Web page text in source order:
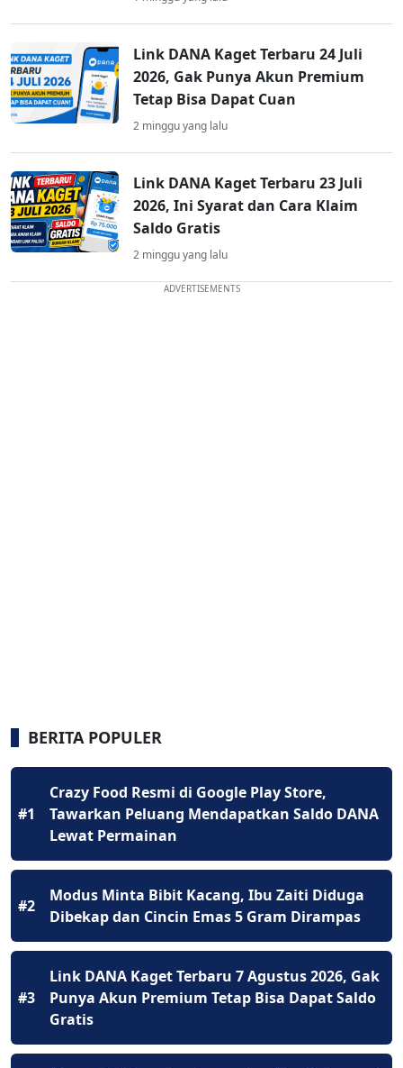
Link DANA Kaget Terbaru 24 Juli
2026, Gak Punya Akun Premium
Tetap Bisa Dapat Cuan
2 minggu yang lalu
Link DANA Kaget Terbaru 23 Juli
2026, Ini Syarat dan Cara Klaim
Saldo Gratis
2 minggu yang lalu
ADVERTISEMENTS
BERITA POPULER
#1
Crazy Food Resmi di Google Play Store,
Tawarkan Peluang Mendapatkan Saldo DANA
Lewat Permainan
#2
Modus Minta Bibit Kacang, Ibu Zaiti Diduga
Dibekap dan Cincin Emas 5 Gram Dirampas
#3
Link DANA Kaget Terbaru 7 Agustus 2026, Gak
Punya Akun Premium Tetap Bisa Dapat Saldo
Gratis